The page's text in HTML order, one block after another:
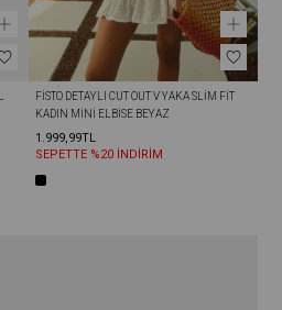
FISTO DETAYLI CUT OUT V YAKA SLIM FIT
KADIN MINI ELBISE BEYAZ
1.999,99TL
SEPETTE %20 İNDİRİM